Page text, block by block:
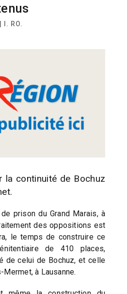
I. RO.
la continuité de Bochuz
prison du Grand Marais, à
des oppositions est
le temps de construire ce
de 410 places,
de celui de Bochuz, et celle
à Lausanne.